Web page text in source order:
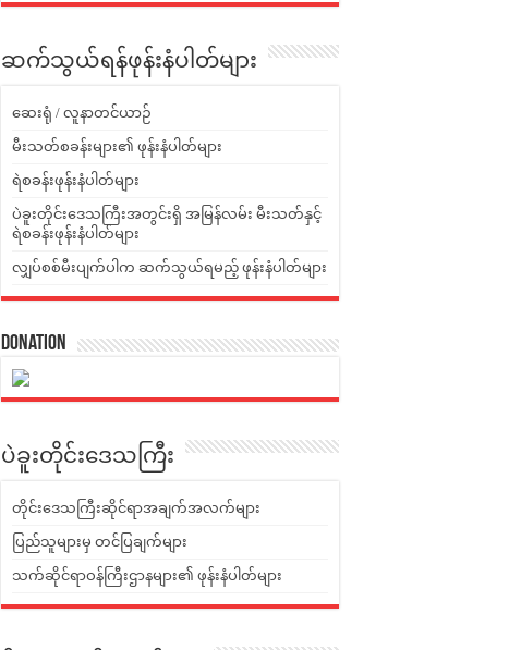
ဆက်သွယ်ရန်ဖုန်းနံပါတ်များ
ဆေးရုံ / လူနာတင်ယာဉ်
မီးသတ်စခန်းများ၏ ဖုန်းနံပါတ်များ
ရဲစခန်းဖုန်းနံပါတ်များ
ပဲခူးတိုင်းဒေသကြီးအတွင်းရှိ အမြန်လမ်း မီးသတ်နှင့်
ရဲစခန်းဖုန်းနံပါတ်များ
လျှပ်စစ်မီးပျက်ပါက ဆက်သွယ်ရမည့် ဖုန်းနံပါတ်များ
Donation
ပဲခူးတိုင်းဒေသကြီး
တိုင်းဒေသကြီးဆိုင်ရာအချက်အလက်များ
ပြည်သူများမှ တင်ပြချက်များ
သက်ဆိုင်ရာဝန်ကြီးဌာနများ၏ ဖုန်းနံပါတ်များ